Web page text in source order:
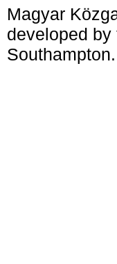
Magyar
developed by
Southampton.